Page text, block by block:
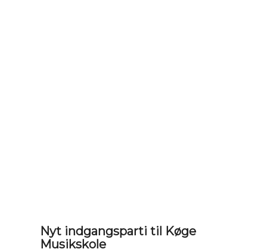
Nyt indgangsparti til Køge
Musikskole